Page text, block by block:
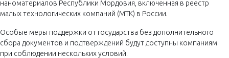
наноматериалов Республики Мордовия, включенная в реестр
малых технологических компаний (МТК) в России.
Особые меры поддержки от государства без дополнительного
сбора документов и подтверждений будут доступны компаниям
при соблюдении нескольких условий.